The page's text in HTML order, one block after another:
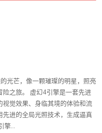
光芒，像一颗璀璨的明星，照亮
之旅。 虚幻4引擎是一套先进
觉效果、身临其境的体验和流
进的全局光照技术，生成逼真
擎...